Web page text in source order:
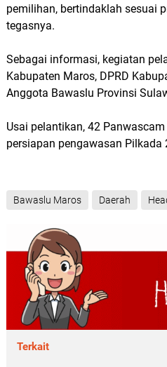
pemilihan, bertindaklah sesuai
tegasnya.
Sebagai informasi, kegiatan
Kabupaten Maros, DPRD
Anggota Bawaslu Provinsi
Usai pelantikan, 42
persiapan pengawasan Pilkada
Bawaslu Maros Daerah
Terkait